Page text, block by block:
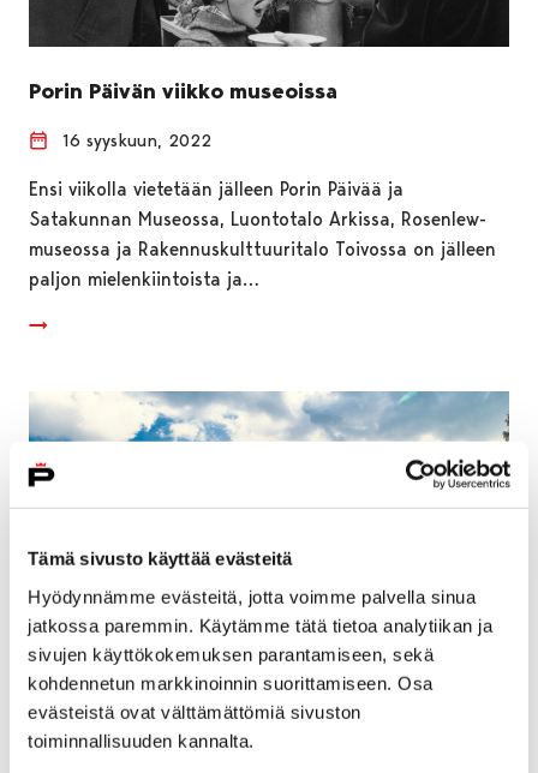
Tämä sivusto käyttää evästeitä
Hyödynnämme evästeitä, jotta voimme palvella sinua
jatkossa paremmin. Käytämme tätä tietoa analytiikan ja
sivujen käyttökokemuksen parantamiseen, sekä
kohdennetun markkinoinnin suorittamiseen. Osa
evästeistä ovat välttämättömiä sivuston
toiminnallisuuden kannalta.
Porin Päivän viikko museoissa
16 syyskuun, 2022
Ensi viikolla vietetään jälleen Porin Päivää ja
Satakunnan Museossa, Luontotalo Arkissa, Rosenlew-
museossa ja Rakennuskulttuuritalo Toivossa on jälleen
paljon mielenkiintoista ja…
Euroopan kulttuuriympäristöpäivää vietetään
Hinnerjoella